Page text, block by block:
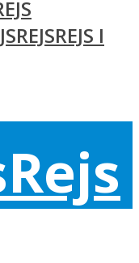
I